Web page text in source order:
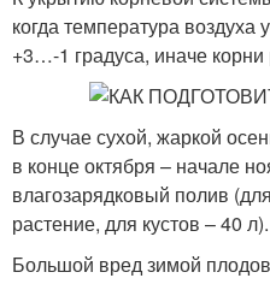
когда температура воздуха
+3…-1 градуса, иначе корни
В случае сухой, жаркой
в конце октября – начале
влагозарядковый полив
растение, для кустов – 40 л).
Большой вред зимой